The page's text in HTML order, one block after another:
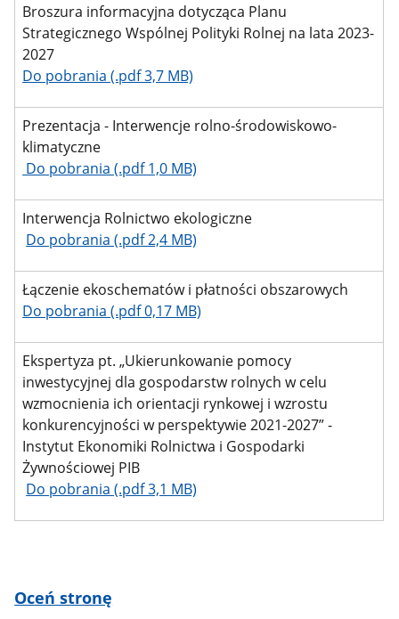
Broszura informacyjna dotycząca Planu
Strategicznego Wspólnej Polityki Rolnej na lata 2023-
2027
Do pobrania (.pdf 3,7 MB)
Prezentacja - Interwencje rolno-środowiskowo-
klimatyczne
Do pobrania (.pdf 1,0 MB)
Interwencja Rolnictwo ekologiczne
Do pobrania (.pdf 2,4 MB)
Łączenie ekoschematów i płatności obszarowych
Do pobrania (.pdf 0,17 MB)
Ekspertyza pt. „Ukierunkowanie pomocy
inwestycyjnej dla gospodarstw rolnych w celu
wzmocnienia ich orientacji rynkowej i wzrostu
konkurencyjności w perspektywie 2021-2027” -
Instytut Ekonomiki Rolnictwa i Gospodarki
Żywnościowej PIB
Do pobrania (.pdf 3,1 MB)
Oceń stronę